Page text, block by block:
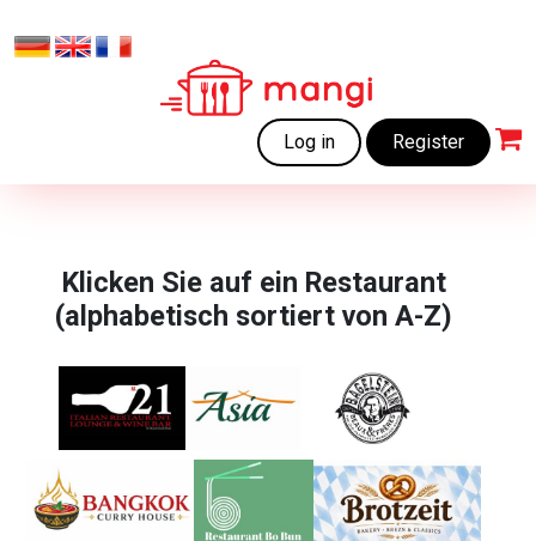
Log in Register
Klicken Sie auf ein Restaurant
(alphabetisch sortiert von A-Z)